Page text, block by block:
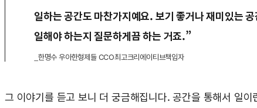
일하는 공간도 마찬가지예요. 보기 좋거나 재미있는
일해야 하는지 질문하게끔 하는 거죠.”
_한명수 우아한형제들 CCO최고크리에이티브책임자
그 이야기를 듣고 보니 더 궁금해집니다. 공간을 통해서 일